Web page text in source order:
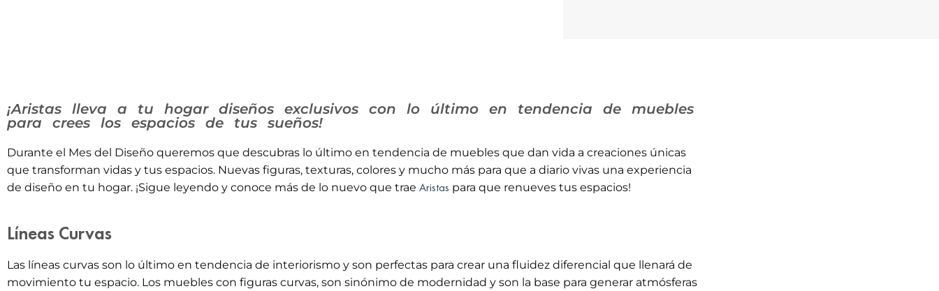
¡Aristas lleva a tu hogar diseños exclusivos con lo último en tendencia de muebles
para crees los espacios de tus sueños!
Durante el Mes del Diseño queremos que descubras lo último en tendencia de muebles que dan vida a creaciones únicas
que transforman vidas y tus espacios. Nuevas figuras, texturas, colores y mucho más para que a diario vivas una experiencia
de diseño en tu hogar. ¡Sigue leyendo y conoce más de lo nuevo que trae Aristas para que renueves tus espacios!
Líneas Curvas
Las líneas curvas son lo último en tendencia de interiorismo y son perfectas para crear una fluidez diferencial que llenará de
movimiento tu espacio. Los muebles con figuras curvas, son sinónimo de modernidad y son la base para generar atmósferas